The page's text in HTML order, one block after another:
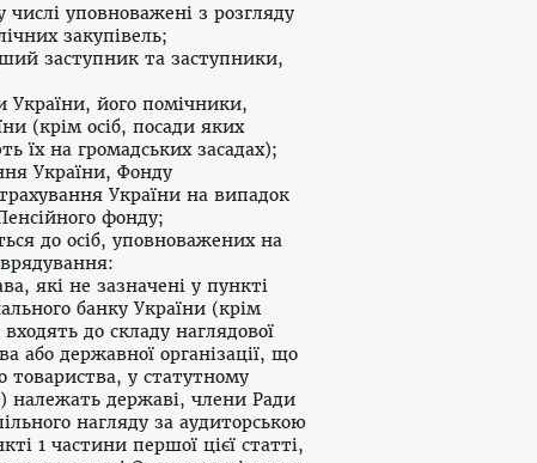
уповноважені з розгляду
закупівель;
заступник та заступники,
України, його помічники,
(крім осіб, посади яких
їх на громадських засадах);
України, Фонду
України на випадок
фонду;
до осіб, уповноважених на
які не зазначені у пункті
банку України (крім
до складу наглядової
або державної організації, що
товариства, у статутному
належать державі, члени Ради
нагляду за аудиторською
1 частини першої цієї статті,